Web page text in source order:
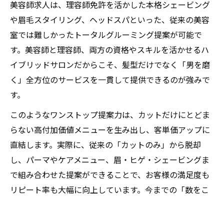
美容師求人は、理容師免許を活かした本格シェービング
や眉毛スタイリング、ヘッドスパといった、従来の美容
室では難しかったトータルグルーミング提案が可能で
す。美容師と理容師、両方の資格やスキルを活かせるハ
イブリッドサロンだからこそ、髪型だけでなく「男を磨
く」全方位のサービスを一貫して提供できるのが強みで
す。
このようなワンストップ提案力は、カットだけにとどま
らない高付加価値メニューを生み出し、客単価アップに
直結します。実際に、従来の「カットのみ」から脱却
し、パーマやケアメニュー、眉・ヒゲ・シェービングま
で組み合わせた提案ができることで、お客様の満足度も
リピート率も大幅に向上しています。今までの「数をこ
お問い合わせはこちら
お問い合わせはこちら